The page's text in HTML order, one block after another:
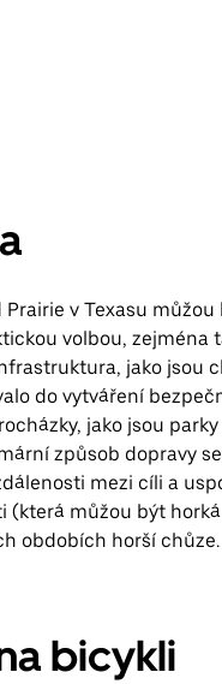
Prairie v Texasu
volbou, zejména
jako jsou
do vytváření
jako jsou
způsob dopravy
mezi cíli a
(která můžou být
obdobích horší chůze.
bicykli